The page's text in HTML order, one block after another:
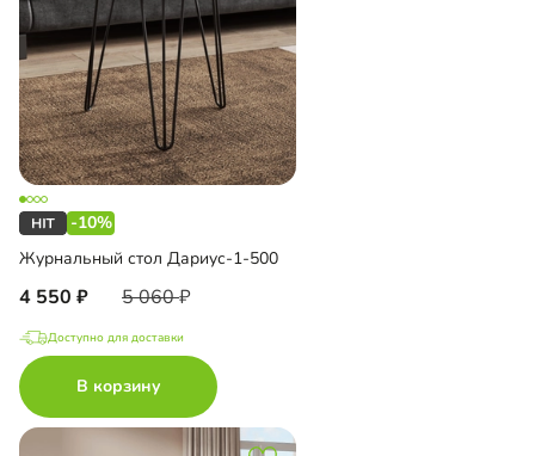
-10%
Журнальный стол Дариус-1-500
4 550 5 060
Доступно для доставки
В корзину